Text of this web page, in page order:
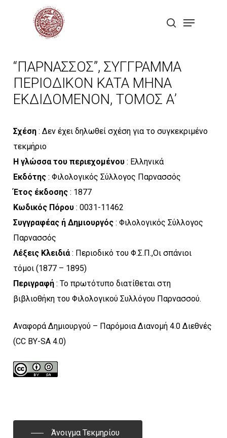
search
Menu
“ΠΑΡΝΑΣΣΟΣ”, ΣΥΓΓΡΑΜΜΑ
ΠΕΡΙΟΔΙΚΟΝ ΚΑΤΑ ΜΗΝΑ
ΕΚΔΙΔΟΜΕΝΟΝ, ΤΟΜΟΣ Α’
Σχέση: Δεν έχει δηλωθεί σχέση για το συγκεκριμένο
τεκμήριο
Η γλώσσα του περιεχομένου: Ελληνικά
Εκδότης: Φιλολογικός Σύλλογος Παρνασσός
Έτος έκδοσης: 1877
Κωδικός Πόρου: 0031-11462
Συγγραφέας ή Δημιουργός: Φιλολογικός Σύλλογος
Παρνασσός
Λέξεις Κλειδιά: Περιοδικό του Φ.Σ.Π.,Οι σπάνιοι
τόμοι (1877 – 1895)
Περιγραφή: Το πρωτότυπο διατίθεται στη
βιβλιοθήκη του Φιλολογικού Συλλόγου Παρνασσού.
Αναφορά Δημιουργού – Παρόμοια Διανομή 4.0 Διεθνές
(CC BY-SA 4.0)
Άνοιγμα Τεκμηρίου